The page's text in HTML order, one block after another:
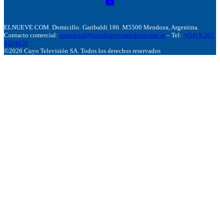
ELNUEVE.COM. Domicillo: Garibaldi 186. M5500 Mendoza, Argentina.
Contacto comercial: comercial@canalnuevemendoza.com.ar – Tel: +(54) 9 261
4204020
©2026 Cuyo Televisión SA. Todos los derechos reservados